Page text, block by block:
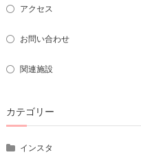
アクセス
お問い合わせ
関連施設
カテゴリー
インスタ